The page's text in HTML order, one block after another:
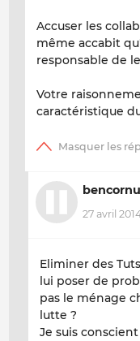
Accuser les
même accabit
responsable de
Votre
caractéristique
27 avril
Eliminer des
lui poser de
pas le ménage
lutte ?
Je suis